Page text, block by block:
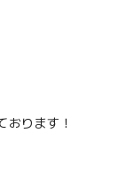
おります！